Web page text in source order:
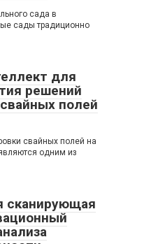
сада в
сады традиционно
для
решений
полей
свайных полей на
одним из
сканирующая